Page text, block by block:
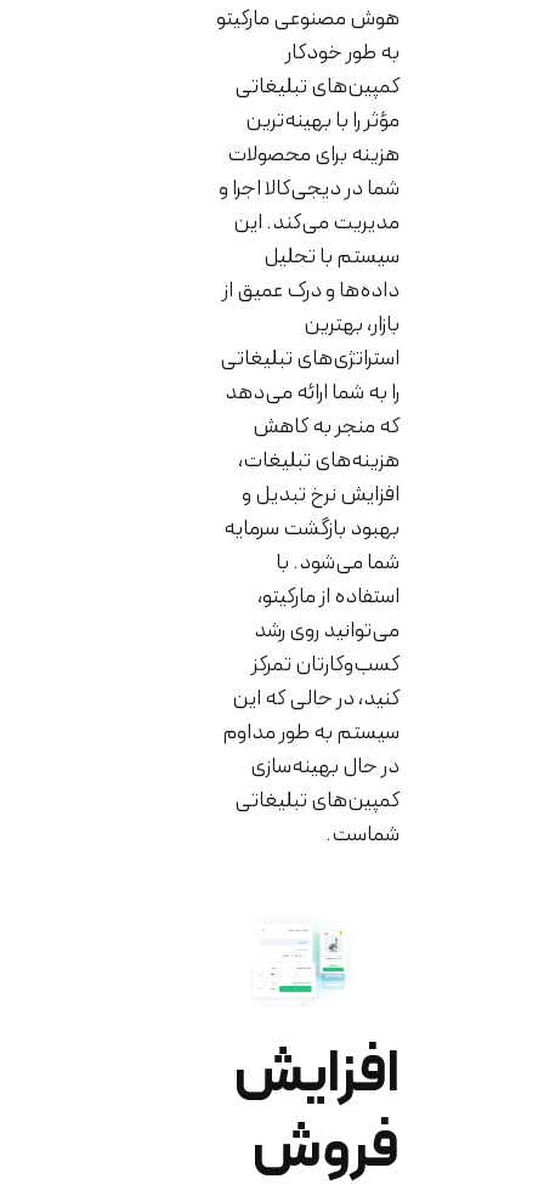
هوش مصنوعی مارکیتو
به طور خودکار
کمپین‌های تبلیغاتی
مؤثر را با بهینه‌ترین
هزینه برای محصولات
شما در دیجی‌کالا اجرا و
مدیریت می‌کند. این
سیستم با تحلیل
داده‌ها و درک عمیق از
بازار، بهترین
استراتژی‌های تبلیغاتی
را به شما ارائه می‌دهد
که منجر به کاهش
هزینه‌های تبلیغات،
افزایش نرخ تبدیل و
بهبود بازگشت سرمایه
شما می‌شود. با
استفاده از مارکیتو،
می‌توانید روی رشد
کسب‌وکارتان تمرکز
کنید، در حالی که این
سیستم به طور مداوم
در حال بهینه‌سازی
کمپین‌های تبلیغاتی
شماست.
افزایش
فروش